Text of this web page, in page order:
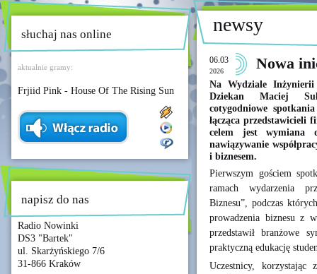
słuchaj nas online
aktualnie gramy:
Frjiid Pink - House Of The Rising Sun
napisz do nas
Radio Nowinki
DS3 "Bartek"
ul. Skarżyńskiego 7/6
31-866 Kraków
newsy
06.03
2026 Nowa
Na Wydziale
Dziekan Maciej
cotygodniowe
łącząca przedstawicieli
celem jest wymiana
nawiązywanie
i biznesem.
Pierwszym gościem
ramach wydarzenia
Biznesu”, podczas
prowadzenia biznesu z
przedstawił branżowe
praktyczną edukację
Uczestnicy, korzystając